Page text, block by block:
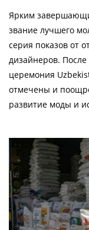
Ярким
звание лучшего
серия показов от
дизайнеров.
церемония
отмечены и
развитие моды и